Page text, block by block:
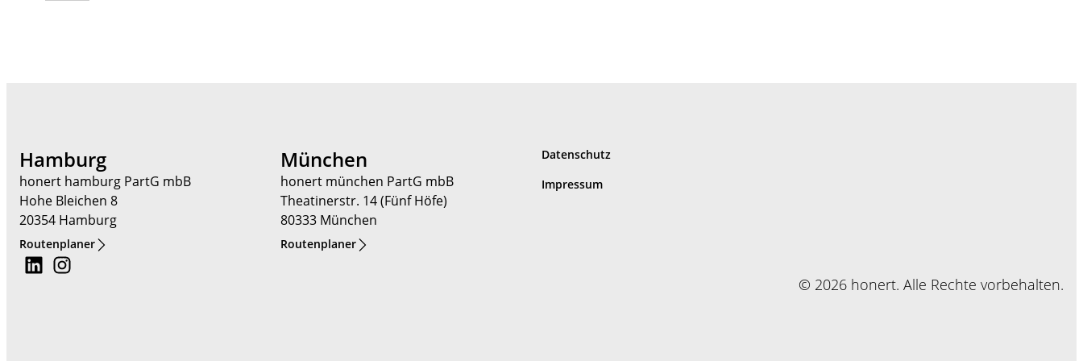
Hamburg
honert hamburg PartG mbB
Hohe Bleichen 8
20354 Hamburg
Routenplaner
München
honert münchen PartG mbB
Theatinerstr. 14 (Fünf Höfe)
80333 München
Routenplaner
Datenschutz
Impressum
© 2026 honert. Alle Rechte vorbehalten.